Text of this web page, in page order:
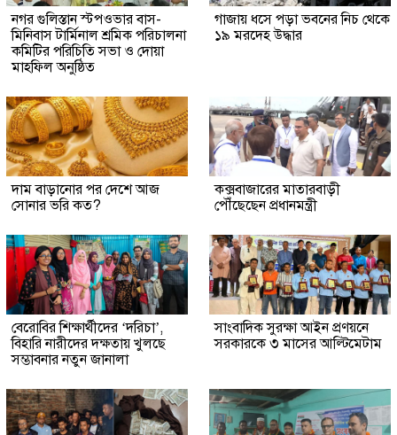
নগর গুলিস্তান স্টপওভার বাস-
মিনিবাস টার্মিনাল শ্রমিক পরিচালনা
কমিটির পরিচিতি সভা ও দোয়া
মাহফিল অনুষ্ঠিত
গাজায় ধসে পড়া ভবনের নিচ থেকে
১৯ মরদেহ উদ্ধার
দাম বাড়ানোর পর দেশে আজ
সোনার ভরি কত?
কক্সবাজারের মাতারবাড়ী
পৌঁছেছেন প্রধানমন্ত্রী
বেরোবির শিক্ষার্থীদের ‘দরিচা’,
বিহারি নারীদের দক্ষতায় খুলছে
সম্ভাবনার নতুন জানালা
সাংবাদিক সুরক্ষা আইন প্রণয়নে
সরকারকে ৩ মাসের আল্টিমেটাম